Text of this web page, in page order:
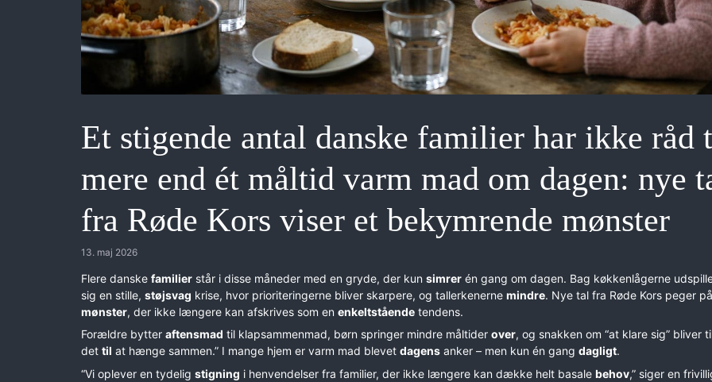
Et stigende antal danske familier har ikke råd
mere end ét måltid varm mad om dagen: nye
fra Røde Kors viser et bekymrende mønster
13. maj 2026
Flere danske familier står i disse måneder med en gryde, der kun simrer én gang om dagen. Bag køkkenlågerne
sig en stille, støjsvag krise, hvor prioriteringerne bliver skarpere, og tallerkenerne mindre. Nye tal fra Røde Kors peger
mønster, der ikke længere kan afskrives som en enkeltstående tendens.
Forældre bytter aftensmad til klapsammenmad, børn springer mindre måltider over, og snakken om “at klare sig” bliver
det til at hænge sammen.” I mange hjem er varm mad blevet dagens anker – men kun én gang dagligt.
“Vi oplever en tydelig stigning i henvendelser fra familier, der ikke længere kan dække helt basale behov,” siger en